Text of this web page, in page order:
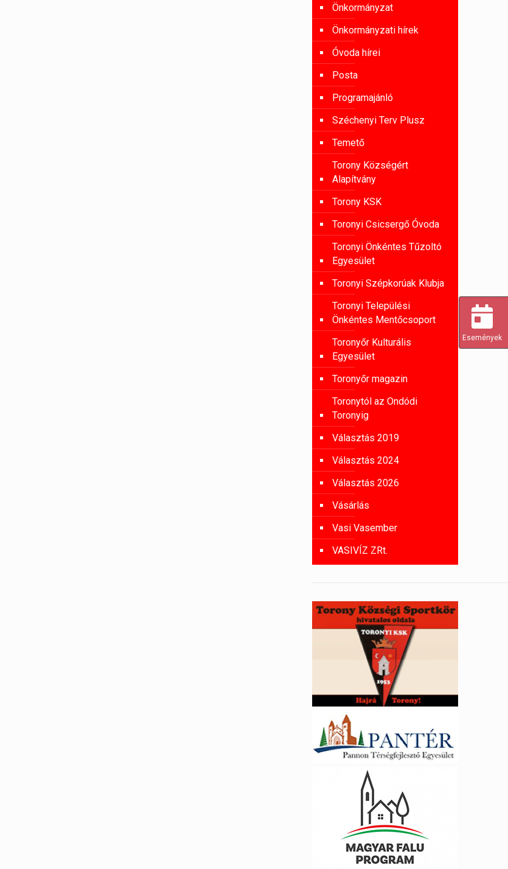
Önkormányzat
Önkormányzati hírek
Óvoda hírei
Posta
Programajánló
Széchenyi Terv Plusz
Temető
Torony Községért
Alapítvány
Torony KSK
Toronyi Csicsergő Óvoda
Toronyi Önkéntes Tűzoltó
Egyesület
Toronyi Szépkorúak Klubja
Toronyi Települési
Önkéntes Mentőcsoport
Toronyőr Kulturális
Egyesület
Toronyőr magazin
Toronytól az Ondódi
Toronyig
Választás 2019
Választás 2024
Választás 2026
Vásárlás
Vasi Vasember
VASIVÍZ ZRt.
Események